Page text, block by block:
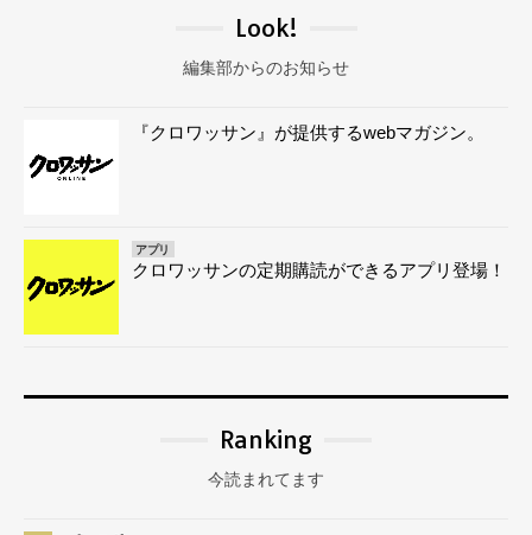
Look!
編集部からのお知らせ
『クロワッサン』が提供するwebマガジン。
アプリ
クロワッサンの定期購読ができるアプリ登場！
Ranking
今読まれてます